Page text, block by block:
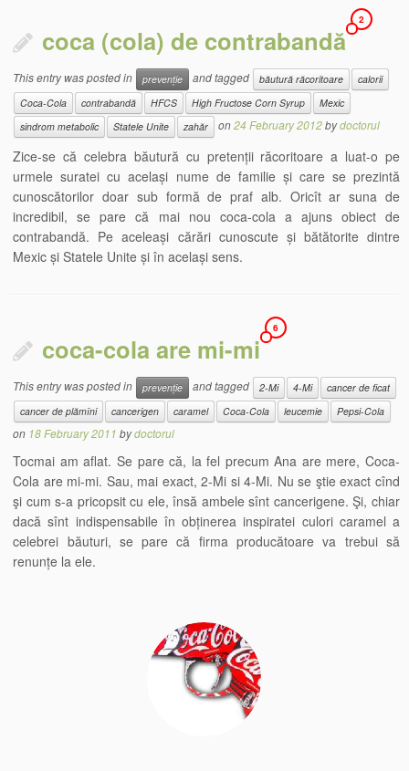
coca (cola) de contrabandă
2
This entry was posted in prevenție and tagged băutură răcoritoare
calorii
Coca-Cola
contrabandă HFCS High Fructose Corn Syrup
Mexic
sindrom metabolic
Statele Unite zahăr on24 February 2012bydoctorul
Zice-se că celebra băutură cu pretenții răcoritoare a luat-o pe
urmele suratei cu același nume de familie și care se prezintă
cunoscătorilor doar sub formă de praf alb. Oricît ar suna de
incredibil, se pare că mai nou coca-cola a ajuns obiect de
contrabandă. Pe aceleași cărări cunoscute și bătătorite dintre
Mexic și Statele Unite și în același sens.
coca-cola are mi-mi
6
This entry was posted in prevenție and tagged 2-Mi 4-Mi
cancer de ficat
cancer de plămîni
cancerigen caramel Coca-Cola leucemie Pepsi-Cola
on 18 February 2011 bydoctorul
Tocmai am aflat. Se pare că, la fel precum Ana are mere, Coca-
Cola are mi-mi. Sau, mai exact, 2-Mi si 4-Mi. Nu se ştie exact cînd
şi cum s-a pricopsit cu ele, însă ambele sînt cancerigene. Şi, chiar
dacă sînt indispensabile în obținerea inspiratei culori caramel a
celebrei băuturi, se pare că firma producătoare va trebui să
renunțe la ele.